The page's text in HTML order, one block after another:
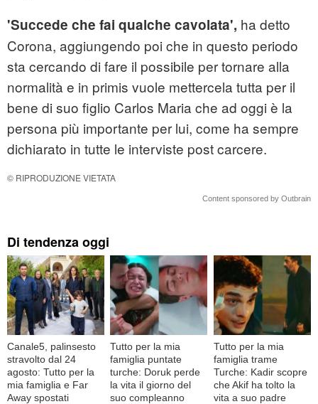
'Succede che fai qualche cavolata', ha detto
Corona, aggiungendo poi che in questo periodo
sta cercando di fare il possibile per tornare alla
normalità e in primis vuole mettercela tutta per il
bene di suo figlio Carlos Maria che ad oggi è la
persona più importante per lui, come ha sempre
dichiarato in tutte le interviste post carcere.
© RIPRODUZIONE VIETATA
Content sponsored by Outbrain
Di tendenza oggi
Canale5, palinsesto
stravolto dal 24
agosto: Tutto per la
mia famiglia e Far
Away spostati
Tutto per la mia
famiglia puntate
turche: Doruk perde
la vita il giorno del
suo compleanno
Tutto per la mia
famiglia trame
Turche: Kadir scopre
che Akif ha tolto la
vita a suo padre